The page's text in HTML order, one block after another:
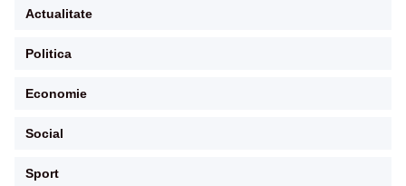
Actualitate
Politica
Economie
Social
Sport